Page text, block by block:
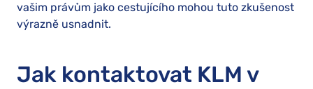
vašim právům jako cestujícího mohou tuto zkušenost
výrazně usnadnit.
Jak kontaktovat KLM v